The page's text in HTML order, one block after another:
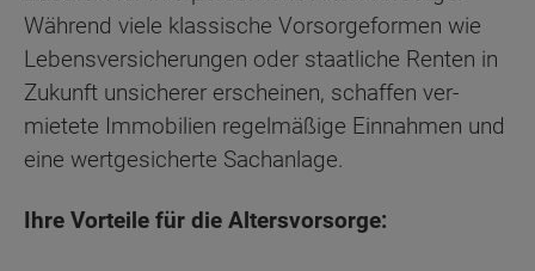
Während viele klassische Vorsorgeformen wie
Lebensversicherungen oder staatliche Renten in
Zukunft unsicherer erscheinen, schaffen ver-
mietete Immobilien regelmäßige Einnahmen und
eine wertgesicherte Sachanlage.
Ihre Vorteile für die Altersvorsorge: